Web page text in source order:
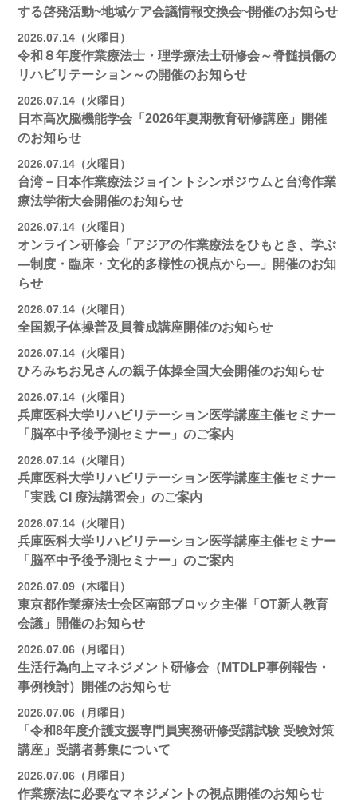
する啓発活動~地域ケア会議情報交換会~開催のお知らせ
2026.07.14（火曜日）
令和８年度作業療法士・理学療法士研修会～脊髄損傷の
リハビリテーション～の開催のお知らせ
2026.07.14（火曜日）
日本高次脳機能学会「2026年夏期教育研修講座」開催
のお知らせ
2026.07.14（火曜日）
台湾－日本作業療法ジョイントシンポジウムと台湾作業
療法学術大会開催のお知らせ
2026.07.14（火曜日）
オンライン研修会「アジアの作業療法をひもとき、学ぶ
―制度・臨床・文化的多様性の視点から―」開催のお知
らせ
2026.07.14（火曜日）
全国親子体操普及員養成講座開催のお知らせ
2026.07.14（火曜日）
ひろみちお兄さんの親子体操全国大会開催のお知らせ
2026.07.14（火曜日）
兵庫医科大学リハビリテーション医学講座主催セミナー
「脳卒中予後予測セミナー」のご案内
2026.07.14（火曜日）
兵庫医科大学リハビリテーション医学講座主催セミナー
「実践 CI 療法講習会」のご案内
2026.07.14（火曜日）
兵庫医科大学リハビリテーション医学講座主催セミナー
「脳卒中予後予測セミナー」のご案内
2026.07.09（木曜日）
東京都作業療法士会区南部ブロック主催「OT新人教育
会議」開催のお知らせ
2026.07.06（月曜日）
生活行為向上マネジメント研修会（MTDLP事例報告・
事例検討）開催のお知らせ
2026.07.06（月曜日）
「令和8年度介護支援専門員実務研修受講試験 受験対策
講座」受講者募集について
2026.07.06（月曜日）
作業療法に必要なマネジメントの視点開催のお知らせ